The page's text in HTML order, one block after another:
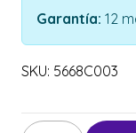
Garantía: 12
SKU: 5668C003